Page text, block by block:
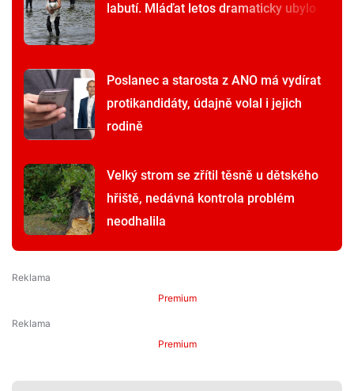
labutí. Mláďat letos dramaticky ubylo
Poslanec a starosta z ANO má vydírat
protikandidáty, údajně volal i jejich
rodině
Velký strom se zřítil těsně u dětského
hřiště, nedávná kontrola problém
neodhalila
Premium
Premium